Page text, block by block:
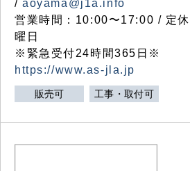
/aoyama@j1a.info
営業時間：10:00〜17:00 / 定休
曜日
※緊急受付24時間365日※
https://www.as-jla.jp
販売可 工事・取付可